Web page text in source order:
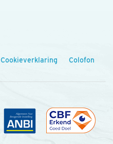
Cookieverklaring Colofon